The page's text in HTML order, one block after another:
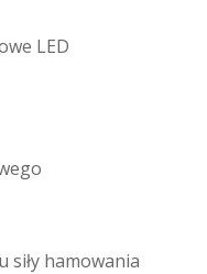
we LED
ego
u siły hamowania